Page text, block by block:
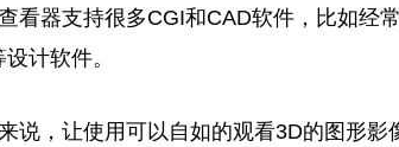
看器支持很多CGI和CAD软件，比如经
计软件。
说，让使用可以自如的观看3D的图形